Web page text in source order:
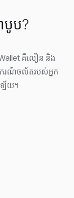
បូប?
Wallet គឺលឿន និង
បករណ៍ចល័តរបស់អ្នក
ើយ។